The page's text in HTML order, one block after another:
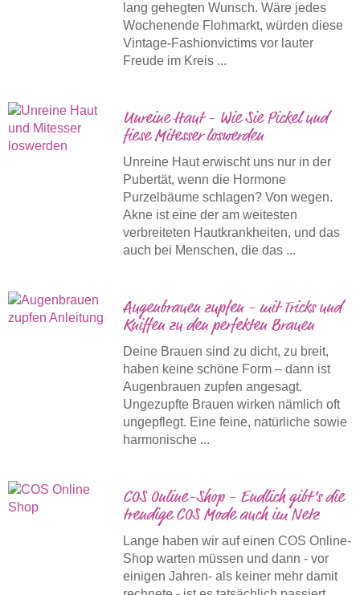
lang gehegten Wunsch. Wäre jedes
Wochenende Flohmarkt, würden diese
Vintage-Fashionvictims vor lauter
Freude im Kreis ...
Unreine Haut - Wie Sie Pickel und
fiese Mitesser loswerden
Unreine Haut erwischt uns nur in der
Pubertät, wenn die Hormone
Purzelbäume schlagen? Von wegen.
Akne ist eine der am weitesten
verbreiteten Hautkrankheiten, und das
auch bei Menschen, die das ...
Augenbrauen zupfen - mit Tricks und
Kniffen zu den perfekten Brauen
Deine Brauen sind zu dicht, zu breit,
haben keine schöne Form – dann ist
Augenbrauen zupfen angesagt.
Ungezupfte Brauen wirken nämlich oft
ungepflegt. Eine feine, natürliche sowie
harmonische ...
COS Online-Shop - Endlich gibt’s die
trendige COS Mode auch im Netz
Lange haben wir auf einen COS Online-
Shop warten müssen und dann - vor
einigen Jahren- als keiner mehr damit